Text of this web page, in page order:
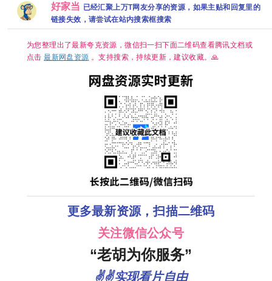
语中字][1.5GB
集]
百度】
语中字][1.3GB
集]
最新】
好家当 已经汇聚上万T网友分享的资源，如果主贴和回复里的
链接失效，请尝试在站内搜索框搜索
为您整理出了最新夸克资源，微信扫一扫下面二维码查看腾讯文档或
点击最新网盘资源 。支持搜索，持续更新，建议收藏。🙏
更多最新资源，扫描二维码
关注微信公众号
“老胡为你服务”
✌✌实现看片自由